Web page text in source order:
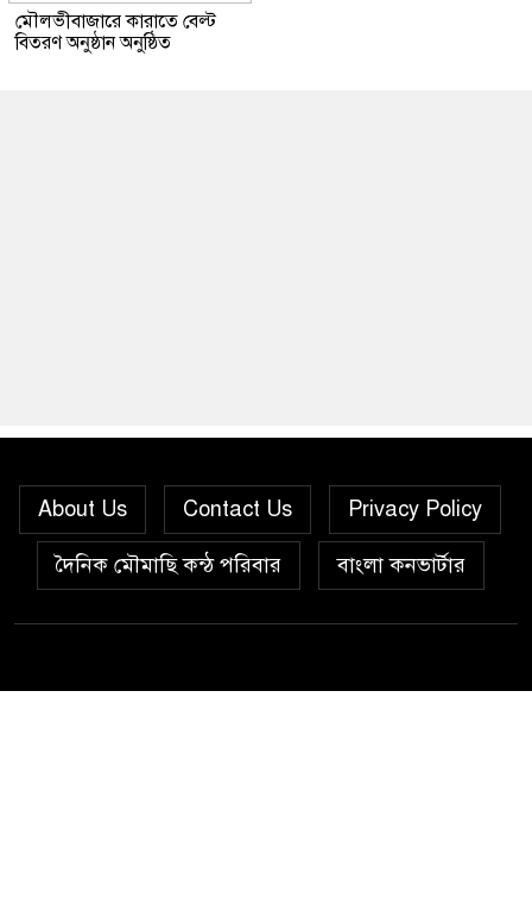
মৌলভীবাজারে কারাতে বেল্ট
বিতরণ অনুষ্ঠান অনুষ্ঠিত
About Us Contact Us Privacy Policy
দৈনিক মৌমাছি কন্ঠ পরিবার বাংলা কনভার্টার